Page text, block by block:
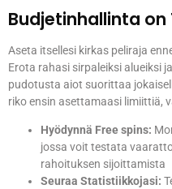
Budjetinhallinta
Aseta itsellesi kirkas peliraja
Erota rahasi sirpaleiksi alueiksi
pudotusta aiot suorittaa
riko ensin asettamaasi limiittiä,
Hyödynnä Free spins:
jossa voit testata
rahoituksen sijoittamista
Seuraa Statistiikkojasi: